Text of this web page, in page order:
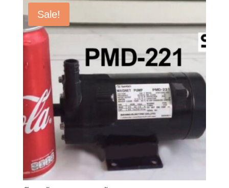
฿9,500.00.
Sale!